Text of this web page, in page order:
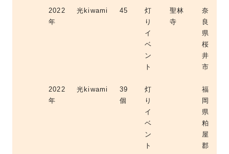
2022
年
光kiwami 45
灯
り
イ
ベ
ン
ト
聖林
寺
奈
良
県
桜
井
市
2022
年
光kiwami
39
個
灯
り
イ
ベ
ン
ト
福
岡
県
粕
屋
郡